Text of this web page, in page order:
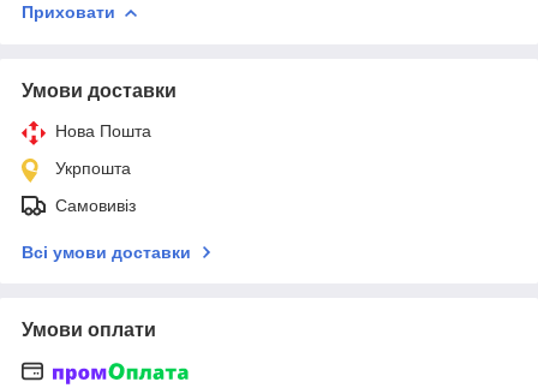
Приховати
Умови доставки
Нова Пошта
Укрпошта
Самовивіз
Всі умови доставки
Умови оплати